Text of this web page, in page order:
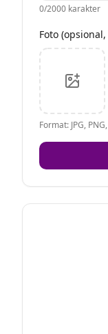
0/2000 karakter
Foto
Format: JPG,